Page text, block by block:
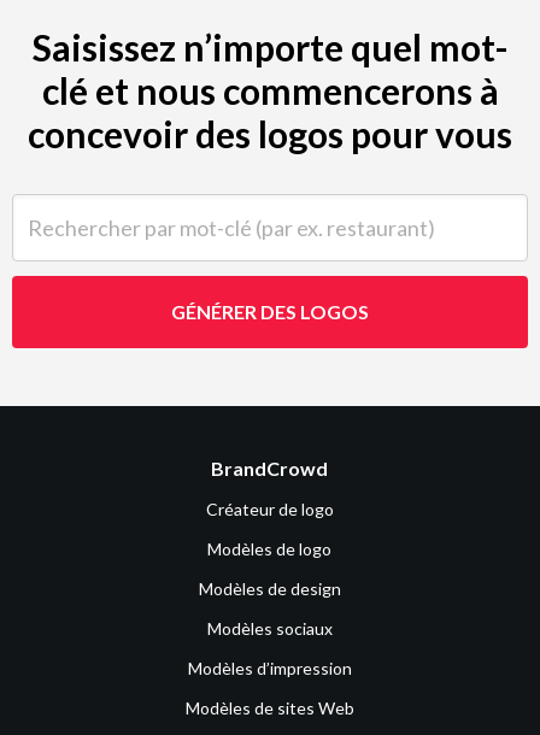
Saisissez n’importe quel mot-
clé et nous commencerons à
concevoir des logos pour vous
GÉNÉRER DES LOGOS
BrandCrowd
Créateur de logo
Modèles de logo
Modèles de design
Modèles sociaux
Modèles d’impression
Modèles de sites Web